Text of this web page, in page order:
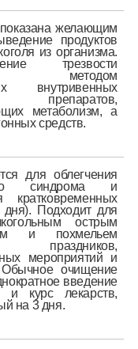
желающим
продуктов
из организма.
трезвости
методом
внутривенных
препаратов,
метаболизм, а
средств.
для облегчения
синдрома и
кратковременных
дня). Подходит для
острым
и похмельем
мероприятий и
Обычное очищение
введение
и курс лекарств,
на 3 дня.